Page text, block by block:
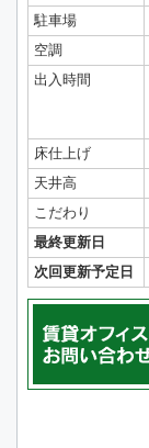
駐車場
空調
出入時間
床仕上げ
天井高
こだわり
最終更新日
次回更新予定日